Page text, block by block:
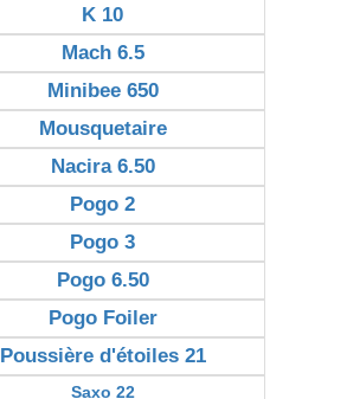
K 10
Mach 6.5
Minibee 650
Mousquetaire
Nacira 6.50
Pogo 2
Pogo 3
Pogo 6.50
Pogo Foiler
Poussière d'étoiles 21
Saxo 22